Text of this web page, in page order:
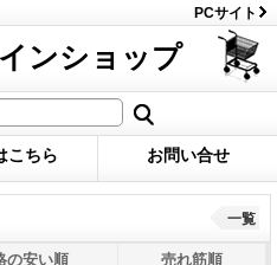
PCサイト
ンショップ
こちら お問い合せ
一覧
の安い順 売れ筋順